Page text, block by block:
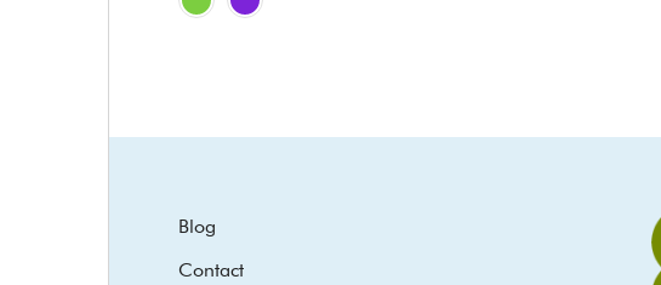
Blog
Contact